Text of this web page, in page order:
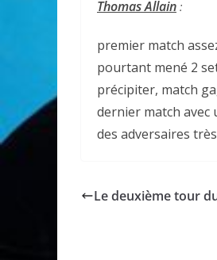
Thomas Allain :
premier match
pourtant mené 2
précipiter, match
dernier match avec
des adversaires
Le deuxième tour